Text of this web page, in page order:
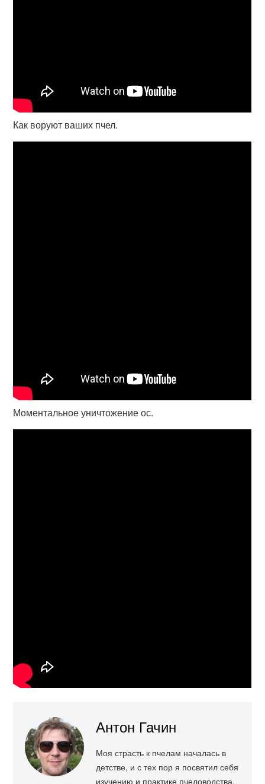
Как воруют ваших пчел.
Моментальное уничтожение ос.
Антон Гачин
Моя страсть к пчелам началась в
детстве, и с тех пор я посвятил себя
изучению и практике пчеловодства.